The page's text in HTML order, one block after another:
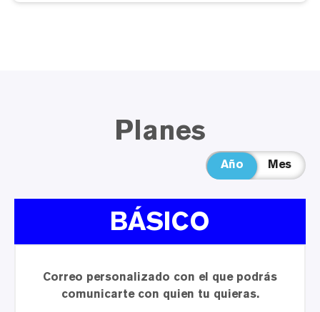
Planes
BÁSICO
Correo personalizado con el que podrás
comunicarte con quien tu quieras.